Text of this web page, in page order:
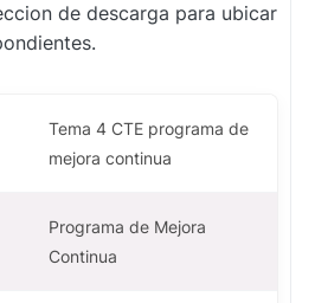
de descarga para ubicar
Tema 4 CTE programa de
mejora continua
Programa de Mejora
Continua